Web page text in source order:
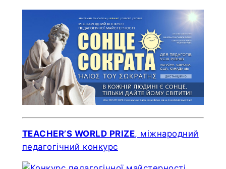
TEACHER’S WORLD PRIZE, міжнародний
педагогічний конкурс